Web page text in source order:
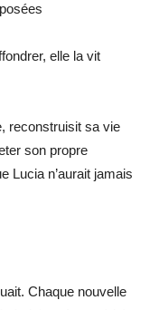
elle la vit
reconstruisit sa vie
son propre
Lucia n’aurait jamais
Chaque nouvelle